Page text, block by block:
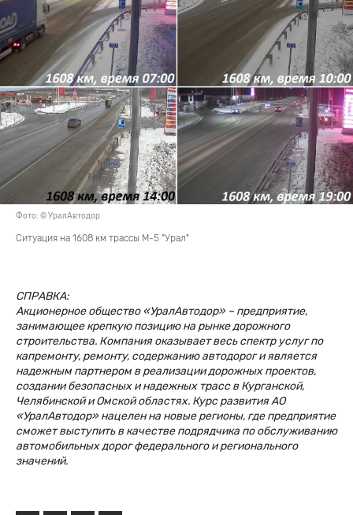
Фото: © УралАвтодор
Ситуация на 1608 км трассы М-5 "Урал"
СПРАВКА:
Акционерное общество «УралАвтодор» – предприятие,
занимающее крепкую позицию на рынке дорожного
строительства. Компания оказывает весь спектр услуг по
капремонту, ремонту, содержанию автодорог и является
надежным партнером в реализации дорожных проектов,
создании безопасных и надежных трасс в Курганской,
Челябинской и Омской областях. Курс развития АО
«УралАвтодор» нацелен на новые регионы, где предприятие
сможет выступить в качестве подрядчика по обслуживанию
автомобильных дорог федерального и регионального
значений.